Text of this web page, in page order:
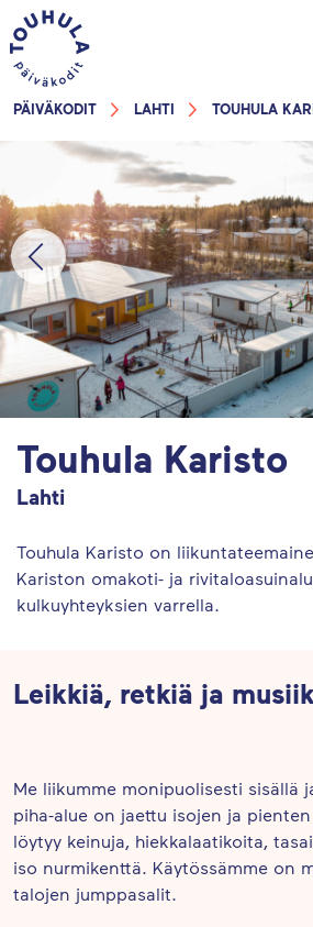
PÄIVÄKODIT LAHTI TOUHULA
Touhula Karisto
Lahti
Touhula Karisto on
Kariston omakoti- ja
kulkuyhteyksien varrella.
Leikkiä, retkiä ja
Me liikumme monipuolisesti sisällä
piha-alue on jaettu isojen ja
löytyy keinuja, hiekkalaatikoita,
iso nurmikenttä. Käytössämme on
talojen jumppasalit.
Sovi
Karistoon
Jätä meille yhteystietosi,
sinuun
Page
0